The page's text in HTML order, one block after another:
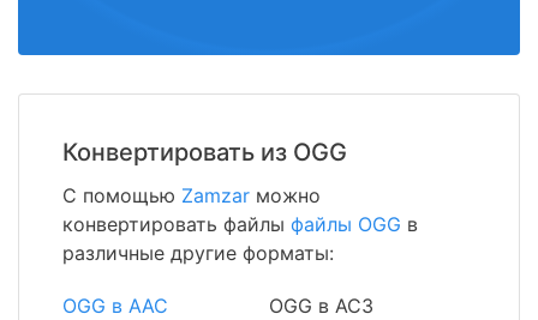
Конвертировать из OGG
С помощью Zamzar можно
конвертировать файлы файлы OGG в
различные другие форматы:
OGG в AAC
OGG в AC3